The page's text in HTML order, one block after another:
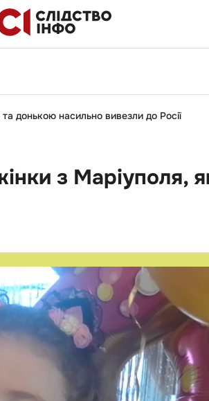
донькою насильно вивезли до Росії
з